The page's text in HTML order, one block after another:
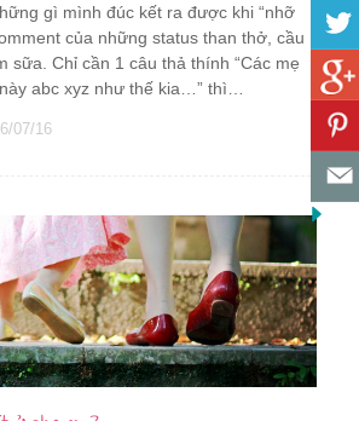
gì mình đúc kết ra được khi “nhỡ
của những status than thở, cầu
sữa. Chỉ cần 1 câu thả thính “Các mẹ
abc xyz như thế kia…” thì…
07/16